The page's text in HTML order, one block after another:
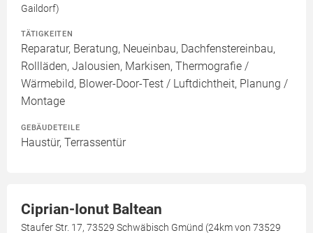
Gaildorf)
TÄTIGKEITEN
Reparatur, Beratung, Neueinbau, Dachfenstereinbau,
Rollläden, Jalousien, Markisen, Thermografie /
Wärmebild, Blower-Door-Test / Luftdichtheit, Planung /
Montage
GEBÄUDETEILE
Haustür, Terrassentür
Ciprian-Ionut Baltean
Staufer Str. 17, 73529 Schwäbisch Gmünd (24km von 73529